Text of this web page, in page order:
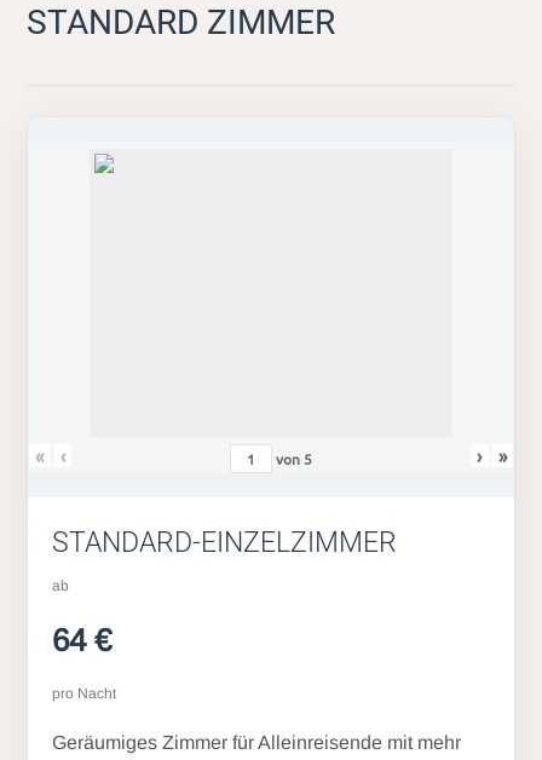
STANDARD ZIMMER
« ‹ von 5 › »
STANDARD-EINZELZIMMER
ab
64 €
pro Nacht
Geräumiges Zimmer für Alleinreisende mit mehr